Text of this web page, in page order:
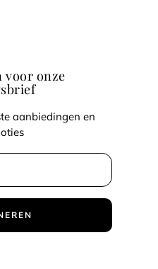
voor onze
aanbiedingen en